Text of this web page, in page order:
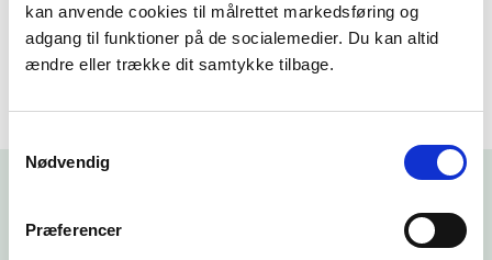
kan anvende cookies til målrettet markedsføring og
adgang til funktioner på de socialemedier. Du kan altid
ændre eller trække dit samtykke tilbage.
Nødvendig
Præferencer
V: Varto ...